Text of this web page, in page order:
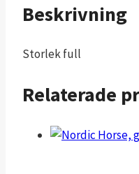
Beskrivning
Storlek full
Relaterade